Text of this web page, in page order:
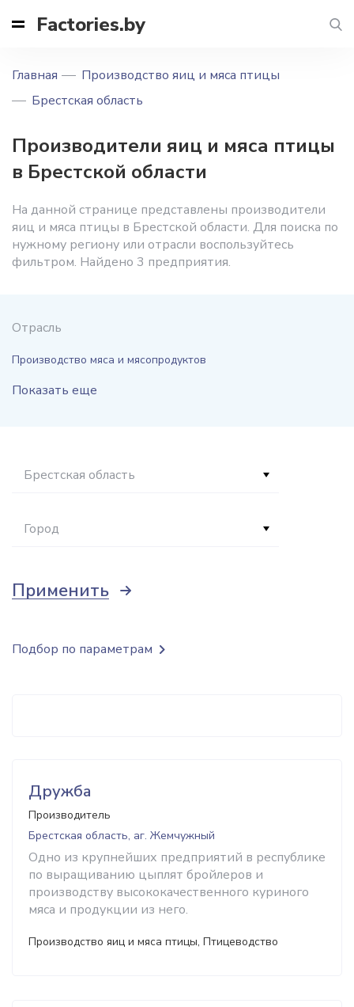
Factories.by
Главная
Производство яиц и мяса птицы
Брестская область
Производители яиц и мяса птицы
в Брестской области
На данной странице представлены производители
яиц и мяса птицы в Брестской области. Для поиска по
нужному региону или отрасли воспользуйтесь
фильтром. Найдено 3 предприятия.
Отрасль
Производство мяса и мясопродуктов
Показать еще
Брестская область
Город
Применить
Дружба
Производитель
Брестская область, аг. Жемчужный
Одно из крупнейших предприятий в республике
по выращиванию цыплят бройлеров и
производству высококачественного куриного
мяса и продукции из него.
Производство яиц и мяса птицы, Птицеводство
Подбор по параметрам